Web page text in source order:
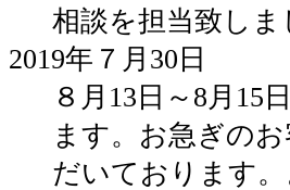
相談を担当致しま
2019年７月30日
８月13日～8月15
ます。お急ぎの
だいております